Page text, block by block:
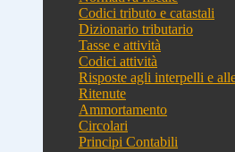
Codici tributo e catastali
Dizionario tributario
Tasse e attività
Codici attività
Risposte agli interpelli e
Ritenute
Ammortamento
Circolari
Principi Contabili